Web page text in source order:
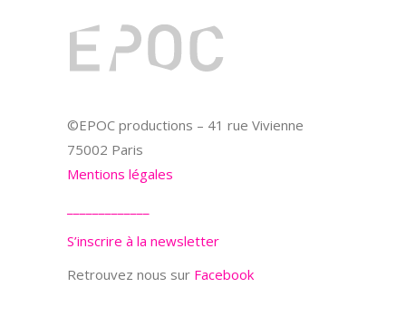
©EPOC productions – 41 rue Vivienne
75002 Paris
Mentions légales
S’inscrire à la newsletter
Retrouvez nous sur Facebook